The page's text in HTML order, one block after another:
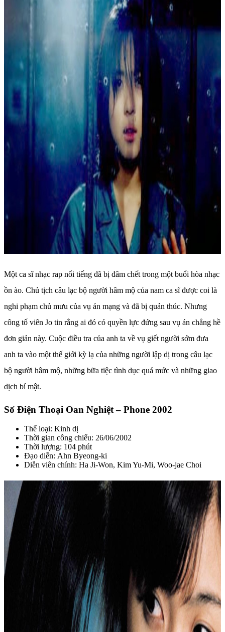
Một ca sĩ nhạc rap nổi tiếng đã bị đâm chết trong một buổi hòa nhạc
ồn ào. Chủ tịch câu lạc bộ người hâm mộ của nam ca sĩ được coi là
nghi phạm chủ mưu của vụ án mạng và đã bị quản thúc. Nhưng
công tố viên Jo tin rằng ai đó có quyền lực đứng sau vụ án chẳng hề
đơn giản này. Cuộc điều tra của anh ta về vụ giết người sớm đưa
anh ta vào một thế giới kỳ lạ của những người lập dị trong câu lạc
bộ người hâm mộ, những bữa tiệc tình dục quá mức và những giao
dịch bí mật.
Số Điện Thoại Oan Nghiệt – Phone 2002
Thể loại: Kinh dị
Thời gian công chiếu: 26/06/2002
Thời lượng: 104 phút
Đạo diễn: Ahn Byeong-ki
Diễn viên chính: Ha Ji-Won, Kim Yu-Mi, Woo-jae Choi